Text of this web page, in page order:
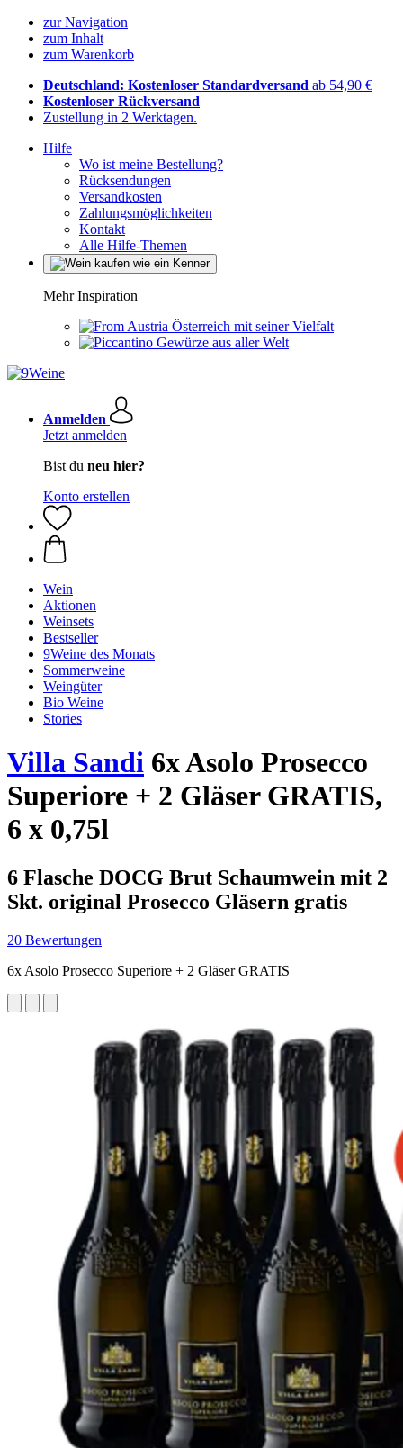
zur Navigation
zum Inhalt
zum Warenkorb
Deutschland: Kostenloser Standardversand ab 54,90 €
Kostenloser Rückversand
Zustellung in 2 Werktagen.
Hilfe
Wo ist meine Bestellung?
Rücksendungen
Versandkosten
Zahlungsmöglichkeiten
Kontakt
Alle Hilfe-Themen
Mehr Inspiration
Österreich mit seiner Vielfalt
Gewürze aus aller Welt
Anmelden
Jetzt anmelden
Bist du neu hier?
Konto erstellen
Wein
Aktionen
Weinsets
Bestseller
9Weine des Monats
Sommerweine
Weingüter
Bio Weine
Stories
Villa Sandi 6x Asolo Prosecco
Superiore + 2 Gläser GRATIS,
6 x 0,75l
6 Flasche DOCG Brut Schaumwein mit 2
Skt. original Prosecco Gläsern gratis
20 Bewertungen
6x Asolo Prosecco Superiore + 2 Gläser GRATIS